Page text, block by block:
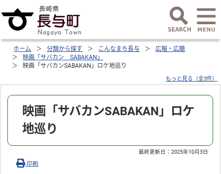
ホーム 分類から探す こんなまち長与
広報・広聴
映画「サバカン SABAKAN」
映画「サバカンSABAKAN」ロケ地巡り
もっと見る（全3件）
映画「サバカンSABAKAN」ロケ
地巡り
最終更新日：2025年10月3日
印刷